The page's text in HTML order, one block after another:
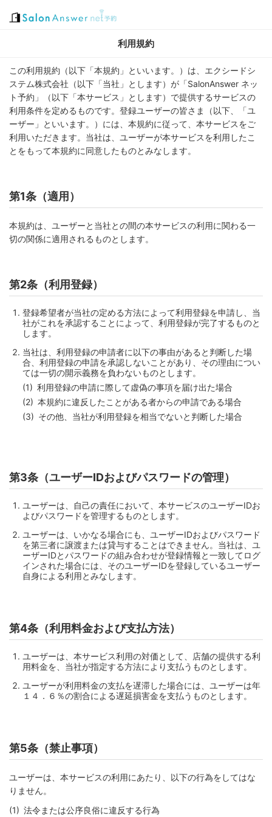
利用規約
この利用規約（以下「本規約」といいます。）は、エクシードシ
ステム株式会社（以下「当社」とします）が「SalonAnswer ネッ
ト予約」（以下「本サービス」とします）で提供するサービスの
利用条件を定めるものです。登録ユーザーの皆さま（以下、「ユ
ーザー」といいます。）には、本規約に従って、本サービスをご
利用いただきます。当社は、ユーザーが本サービスを利用したこ
とをもって本規約に同意したものとみなします。
第1条（適用）
本規約は、ユーザーと当社との間の本サービスの利用に関わる一
切の関係に適用されるものとします。
第2条（利用登録）
登録希望者が当社の定める方法によって利用登録を申請し、当
社がこれを承認することによって、利用登録が完了するものと
します。
当社は、利用登録の申請者に以下の事由があると判断した場
合、利用登録の申請を承認しないことがあり、その理由につい
ては一切の開示義務を負わないものとします。
利用登録の申請に際して虚偽の事項を届け出た場合
本規約に違反したことがある者からの申請である場合
その他、当社が利用登録を相当でないと判断した場合
第3条（ユーザーIDおよびパスワードの管理）
ユーザーは、自己の責任において、本サービスのユーザーIDお
よびパスワードを管理するものとします。
ユーザーは、いかなる場合にも、ユーザーIDおよびパスワード
を第三者に譲渡または貸与することはできません。当社は、ユ
ーザーIDとパスワードの組み合わせが登録情報と一致してログ
インされた場合には、そのユーザーIDを登録しているユーザー
自身による利用とみなします。
第4条（利用料金および支払方法）
ユーザーは、本サービス利用の対価として、店舗の提供する利
用料金を、当社が指定する方法により支払うものとします。
ユーザーが利用料金の支払を遅滞した場合には、ユーザーは年
１４．６％の割合による遅延損害金を支払うものとします。
第5条（禁止事項）
ユーザーは、本サービスの利用にあたり、以下の行為をしてはな
りません。
法令または公序良俗に違反する行為